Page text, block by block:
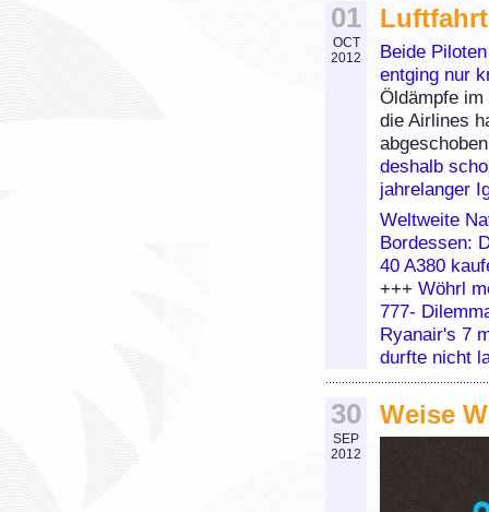
01
OCT
2012
Beide
entging nur
Öldämpfe
die Airlines
deshalb
jahrelanger
Weltweite
Bordessen:
40 A380
+++ Wöhrl
777-
Ryanair's 7
durfte nicht
30
SEP
2012
Weise